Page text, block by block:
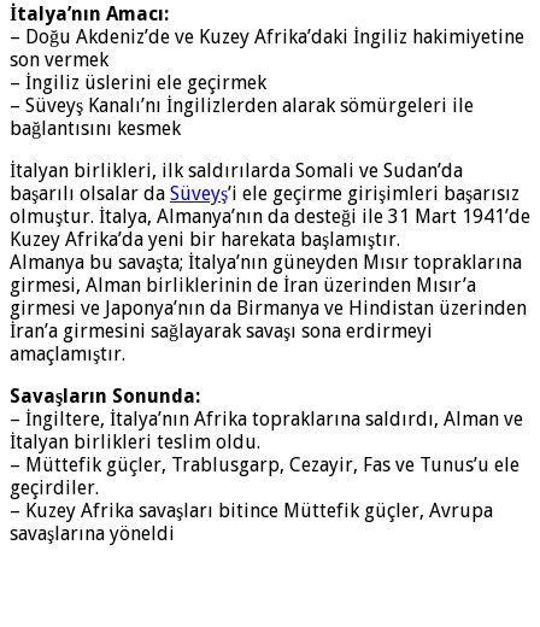
İtalya’nın Amacı:
– Doğu Akdeniz’de ve Kuzey Afrika’daki İngiliz haki­miyetine
son vermek
– İngiliz üslerini ele geçirmek
– Süveyş Kanalı’nı İngilizlerden alarak sömürgeleri ile
bağlantısını kesmek
İtalyan birlikleri, ilk saldırılarda Somali ve Sudan’da
başarılı olsalar da Süveyş’i ele geçirme girişimleri ba­şarısız
olmuştur. İtalya, Almanya’nın da desteği ile 31 Mart 1941’de
Kuzey Afrika’da yeni bir harekata başlamıştır.
Almanya bu savaşta; İtalya’nın güneyden Mısır top­raklarına
girmesi, Alman birliklerinin de İran üzerinden Mısır’a
girmesi ve Japonya’nın da Birmanya ve Hindis­tan üzerinden
İran’a girmesini sağlayarak savaşı sona erdirmeyi
amaçlamıştır.
Savaşların Sonunda:
– İngiltere, İtalya’nın Afrika topraklarına saldırdı, Al­man ve
İtalyan birlikleri teslim oldu.
– Müttefik güçler, Trablusgarp, Cezayir, Fas ve Tunus’u ele
geçirdiler.
– Kuzey Afrika savaşları bitince Müttefik güçler, Avrupa
savaşlarına yöneldi